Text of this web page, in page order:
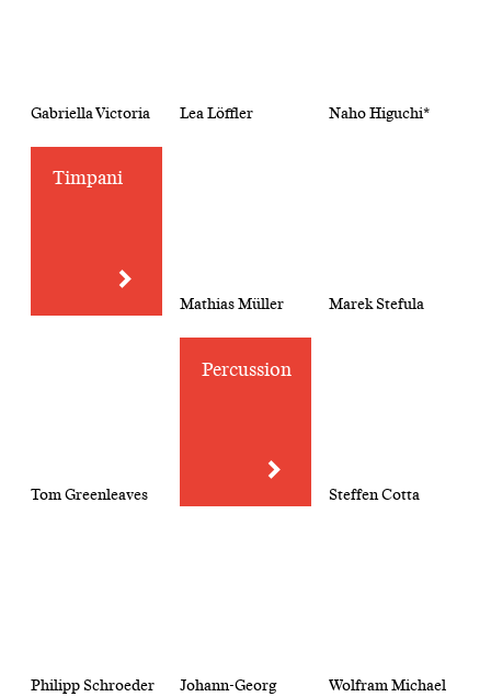
Gabriella Victoria Lea Löffler Naho Higuchi*
Timpani
Mathias Müller Marek Stefula
Tom Greenleaves
Percussion
Steffen Cotta
Philipp Schroeder Johann-Georg Wolfram Michael